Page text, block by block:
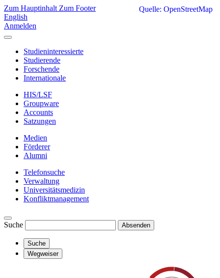
Zum Hauptinhalt Zum Footer
English
Anmelden
Studieninteressierte
Studierende
Forschende
Internationale
HIS/LSF
Groupware
Accounts
Satzungen
Medien
Förderer
Alumni
Telefonsuche
Verwaltung
Universitätsmedizin
Konfliktmanagement
Suche Absenden
Suche
Wegweiser
Quelle: OpenStreetMap